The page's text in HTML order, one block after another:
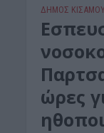
ΔΉΜΟΣ ΚΙΣΆΜΟΥ
ώρες